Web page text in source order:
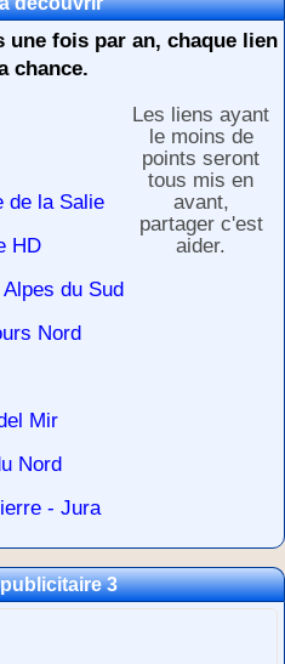
une fois par an, chaque lien
chance.
de la Salie
HD
du Sud
Nord
Mir
Nord
- Jura
Les liens ayant
le moins de
points seront
tous mis en
avant,
partager c'est
aider.
3